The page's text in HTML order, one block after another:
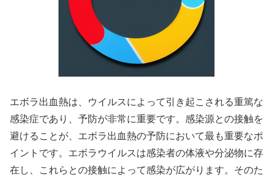
エボラ出血熱は、ウイルスによって引き起こされる重篤な
感染症であり、予防が非常に重要です。感染源との接触を
避けることが、エボラ出血熱の予防において最も重要なポ
イントです。エボラウイルスは感染者の体液や分泌物に存
在し、これらとの接触によって感染が広がります。そのた